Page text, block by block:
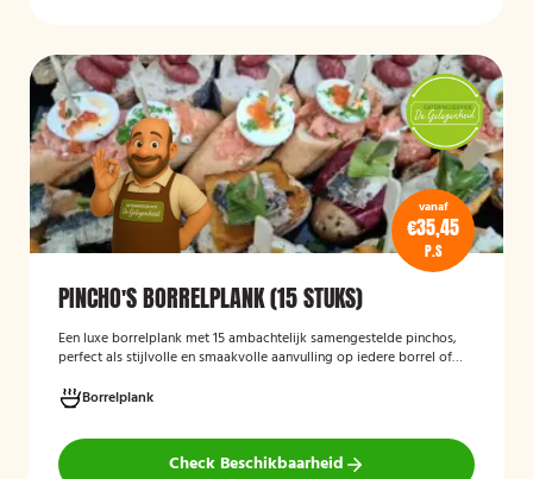
vanaf
€35,45
P.S
PINCHO'S BORRELPLANK (15 STUKS)
Een luxe borrelplank met 15 ambachtelijk samengestelde pinchos,
perfect als stijlvolle en smaakvolle aanvulling op iedere borrel of
Borrelplank
Check Beschikbaarheid